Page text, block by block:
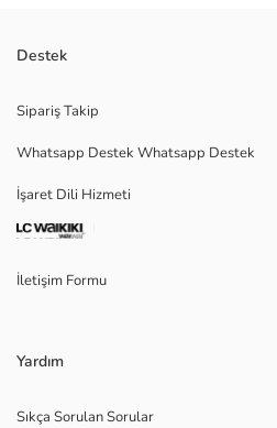
Destek
Sipariş Takip
Whatsapp Destek Whatsapp Destek
İşaret Dili Hizmeti
İletişim Formu
Yardım
Sıkça Sorulan Sorular